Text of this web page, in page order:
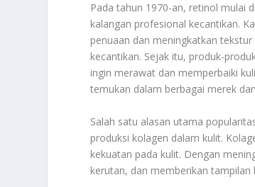
Pada tahun 1970-an, retinol mulai
kalangan profesional kecantikan.
penuaan dan meningkatkan
kecantikan. Sejak itu, produk-
ingin merawat dan memperbaiki
temukan dalam berbagai merek
Salah satu alasan utama
produksi kolagen dalam kulit.
kekuatan pada kulit. Dengan
kerutan, dan memberikan